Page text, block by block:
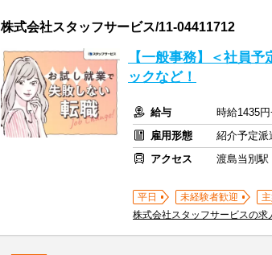
株式会社スタッフサービス/11-04411712
【一般事務】＜社員
ックなど！
給与
時給1435
雇用形態
紹介予定派
アクセス
渡島当別駅
平日 未経験者歓迎
株式会社スタッフサービスの求